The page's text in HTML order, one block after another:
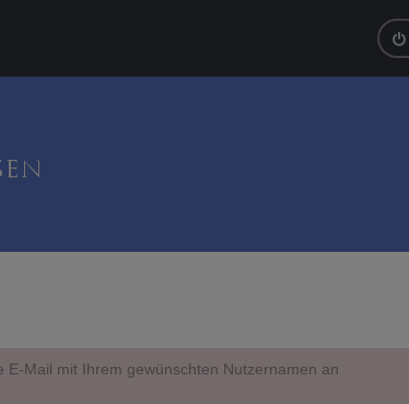
Mail mit Ihrem gewünschten Nutzernamen an